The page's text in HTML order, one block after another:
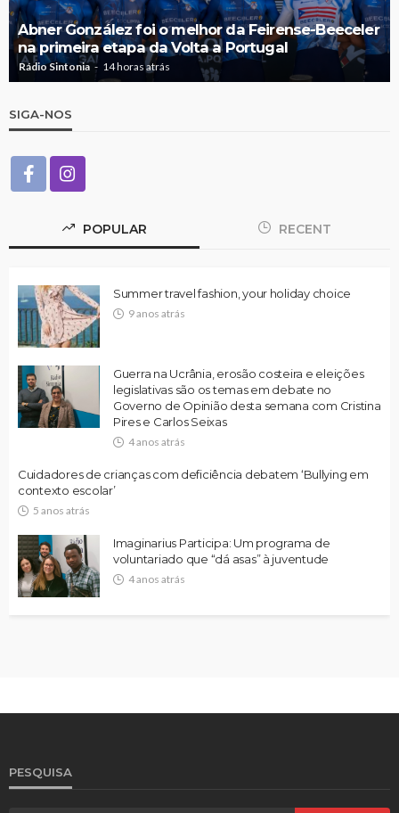
Abner González foi o melhor da Feirense-Beeceler
na primeira etapa da Volta a Portugal
Rádio Sintonia 14 horas atrás
SIGA-NOS
POPULAR RECENT
Summer travel fashion, your holiday choice
9 anos atrás
Guerra na Ucrânia, erosão costeira e eleições
legislativas são os temas em debate no
Governo de Opinião desta semana com Cristina
Pires e Carlos Seixas
4 anos atrás
Cuidadores de crianças com deficiência debatem ‘Bullying em
contexto escolar’
5 anos atrás
Imaginarius Participa: Um programa de
voluntariado que “dá asas” à juventude
4 anos atrás
PESQUISA